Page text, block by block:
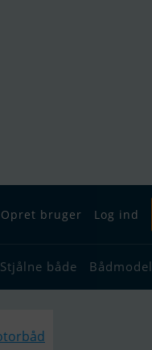
Opret bruger Log ind
Stjålne både